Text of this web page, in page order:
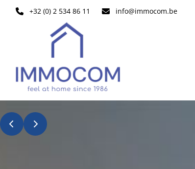
Aller au contenu principal
+32 (0) 2 534 86 11 info@immocom.be